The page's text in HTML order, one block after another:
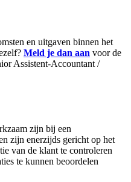
en uitgaven binnen het
Meld je dan aan voor de
Assistent-Accountant /
zijn bij een
zijn enerzijds gericht op het
van de klant te controleren
te kunnen beoordelen